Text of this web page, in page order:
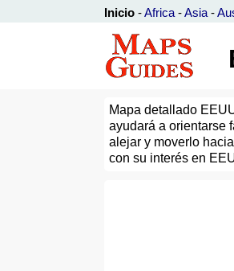
Inicio -Africa -Asia -
Mapa detallado
ayudará a orientarse
alejar y moverlo
con su interés en